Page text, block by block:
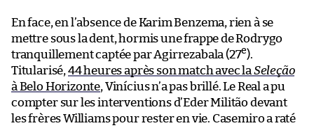
En face, en l’absence de Karim Benzema, rien à se
mettre sous la dent, hormis une frappe de Rodrygo
tranquillement captée par Agirrezabala (27e).
Titularisé, 44 heures après son match avec la Seleção
à Belo Horizonte, Vinícius n’a pas brillé. Le Real a pu
compter sur les interventions d’Eder Militão devant
les frères Williams pour rester en vie. Casemiro a raté